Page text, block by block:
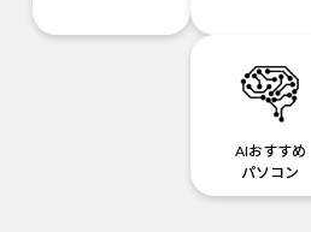
AIおすすめ
パソコン